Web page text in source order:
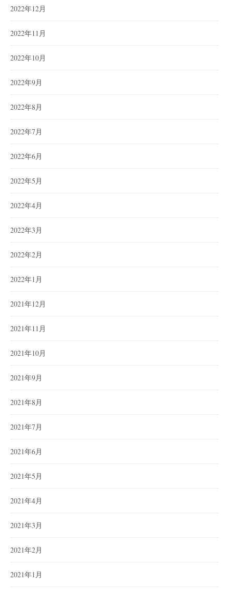
2022年12月
2022年11月
2022年10月
2022年9月
2022年8月
2022年7月
2022年6月
2022年5月
2022年4月
2022年3月
2022年2月
2022年1月
2021年12月
2021年11月
2021年10月
2021年9月
2021年8月
2021年7月
2021年6月
2021年5月
2021年4月
2021年3月
2021年2月
2021年1月